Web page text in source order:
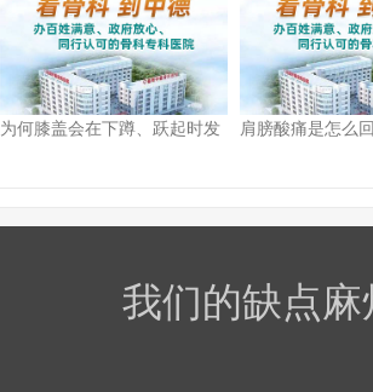
为何膝盖会在下蹲、跃起时发
肩膀酸痛是怎么
我们的缺点